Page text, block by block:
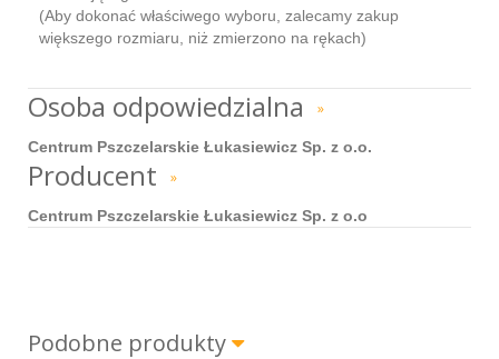
(Aby dokonać właściwego wyboru, zalecamy zakup
większego rozmiaru, niż zmierzono na rękach)
Osoba odpowiedzialna »
Centrum Pszczelarskie Łukasiewicz Sp. z o.o.
Producent »
Centrum Pszczelarskie Łukasiewicz Sp. z o.o
Podobne produkty